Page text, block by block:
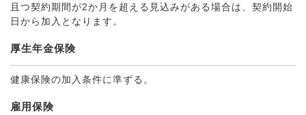
且つ契約期間が2か月を超える見込みがある場合は、契約開始
日から加入となります。
厚生年金保険
健康保険の加入条件に準ずる。
雇用保険